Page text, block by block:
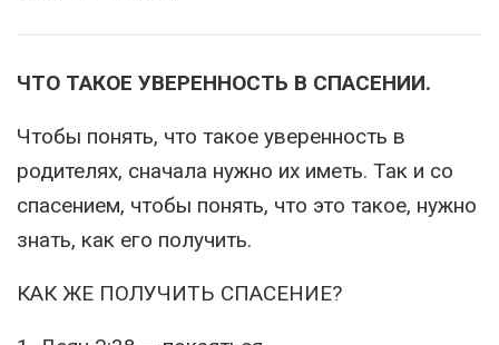
ЧТО ТАКОЕ УВЕРЕННОСТЬ В СПАСЕНИИ.
Чтобы понять, что такое уверенность в
родителях, сначала нужно их иметь. Так и со
спасением, чтобы понять, что это такое, нужно
знать, как его получить.
КАК ЖЕ ПОЛУЧИТЬ СПАСЕНИЕ?